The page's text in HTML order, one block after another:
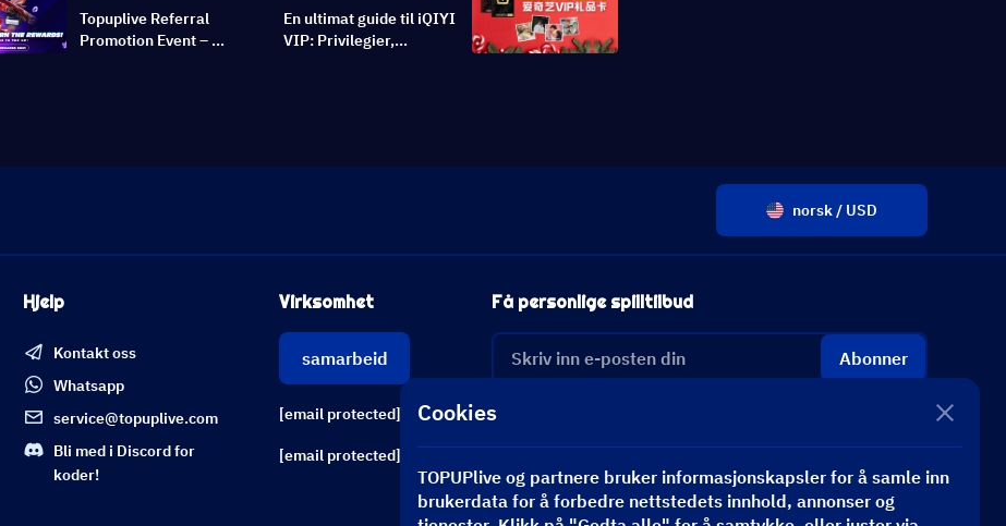
Topuplive Referral
Promotion Event – ​​
En ultimat guide til iQIYI
VIP: Privilegier,
norsk / USD
Hjelp
Kontakt oss
Whatsapp
service@topuplive.com
Bli med i Discord for
koder!
Virksomhet
samarbeid
[email protected]
[email protected]
Få personlige spilltilbud
Abonner
Cookies
TOPUPlive og partnere bruker informasjonskapsler for å samle inn
brukerdata for å forbedre nettstedets innhold, annonser og